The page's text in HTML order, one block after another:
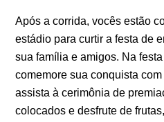
Após a corrida, vocês estão
estádio para curtir a festa de
sua família e amigos. Na
comemore sua conquista
assista à cerimônia de
colocados e desfrute de